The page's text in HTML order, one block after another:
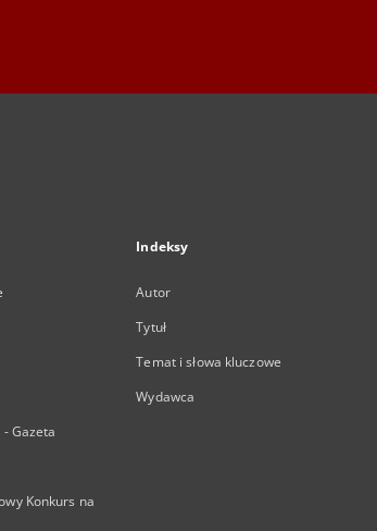
Gazeta
Konkurs na
Indeksy
Autor
Tytuł
Temat i słowa kluczowe
Wydawca